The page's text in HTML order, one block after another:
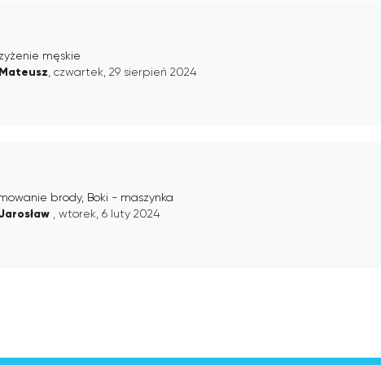
męskie
Mateusz , czwartek, 29 sierpień 2024
brody, Boki - maszynka
, wtorek, 6 luty 2024